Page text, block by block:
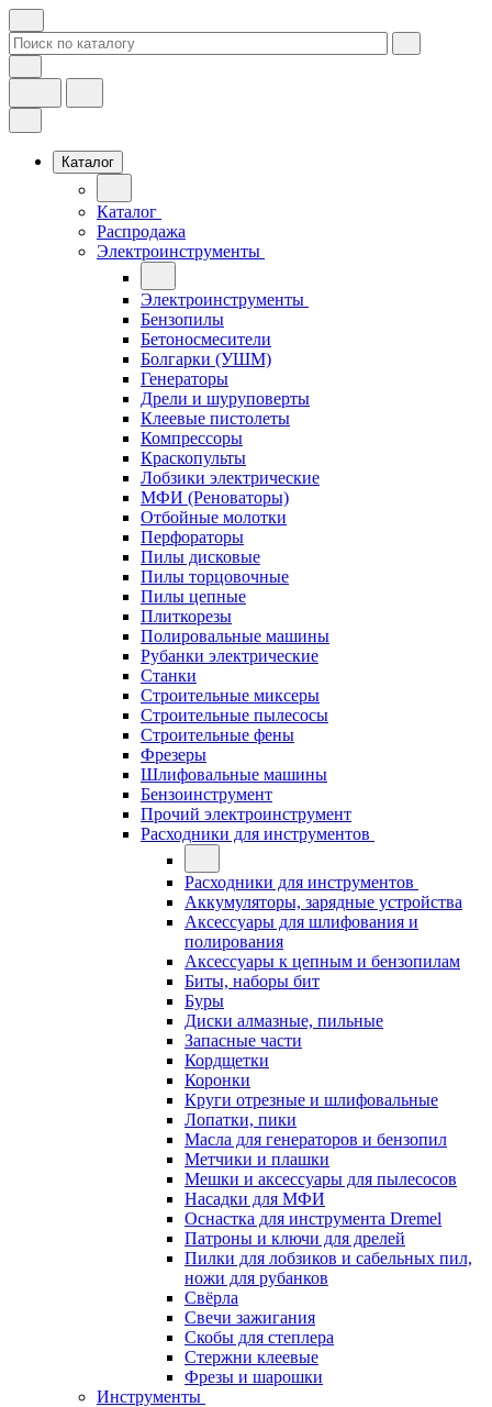
Каталог
Каталог
Распродажа
Электроинструменты
Электроинструменты
Бензопилы
Бетоносмесители
Болгарки (УШМ)
Генераторы
Дрели и шуруповерты
Клеевые пистолеты
Компрессоры
Краскопульты
Лобзики электрические
МФИ (Реноваторы)
Отбойные молотки
Перфораторы
Пилы дисковые
Пилы торцовочные
Пилы цепные
Плиткорезы
Полировальные машины
Рубанки электрические
Станки
Строительные миксеры
Строительные пылесосы
Строительные фены
Фрезеры
Шлифовальные машины
Бензоинструмент
Прочий электроинструмент
Расходники для инструментов
Расходники для инструментов
Аккумуляторы, зарядные устройства
Аксессуары для шлифования и
полирования
Аксессуары к цепным и бензопилам
Биты, наборы бит
Буры
Диски алмазные, пильные
Запасные части
Кордщетки
Коронки
Круги отрезные и шлифовальные
Лопатки, пики
Масла для генераторов и бензопил
Метчики и плашки
Мешки и аксессуары для пылесосов
Насадки для МФИ
Оснастка для инструмента Dremel
Патроны и ключи для дрелей
Пилки для лобзиков и сабельных пил,
ножи для рубанков
Свёрла
Свечи зажигания
Скобы для степлера
Стержни клеевые
Фрезы и шарошки
Инструменты